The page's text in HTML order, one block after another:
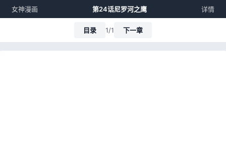
女神漫画 第24话尼罗河之鹰 详情
目录 1/1 下一章